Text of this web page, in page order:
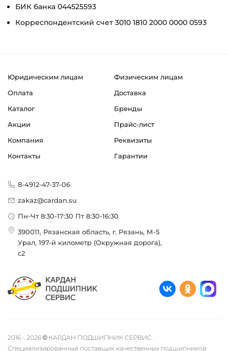
БИК банка 044525593
Корреспондентский счет 3010 1810 2000 0000 0593
Индивидуальный предприниматель Багапов Марат
ИНН 151005624009
ОГРНИП 325620000015952
Расчетный счет 4080 2810 6025 3000 7944
АО "АЛЬФА-БАНК", г. Москва
БИК банка 044525593
Юридическим лицам
Физическим лицам
Оплата
Доставка
Каталог
Бренды
Акции
Прайс-лист
Компания
Реквизиты
Контакты
Гарантии
8-4912-47-37-06
zakaz@cardan.su
Пн-Чт 8:30-17:30 Пт 8:30-16:30
390011, Рязанская область, г. Рязань, М-5
Урал, 197-й километр (Окружная дорога),
с2
2016 - 2026 © КАРДАН ПОДШИПНИК СЕРВИС.
Специализированный поставщик качественных подшипников